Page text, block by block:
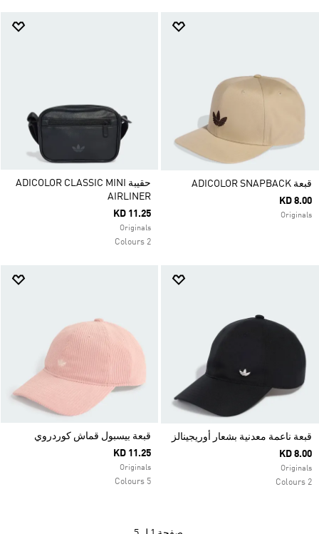
قبعة ADICOLOR SNAPBACK
KD 8.00
Originals
حقيبة ADICOLOR CLASSIC MINI
AIRLINER
KD 11.25
Originals
2 Colours
قبعة ناعمة معدنية بشعار أوريجينالز
KD 8.00
Originals
2 Colours
قبعة بيسبول قماش كوردروي
KD 11.25
Originals
5 Colours